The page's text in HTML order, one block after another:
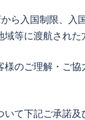
ら入国制限、入
域等に渡航された
様のご理解・ご協
いて下記ご承諾